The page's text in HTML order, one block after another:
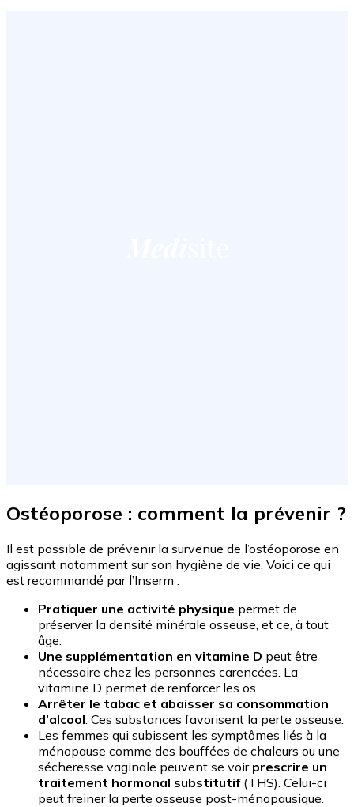
Ostéoporose : comment la prévenir ?
Il est possible de prévenir la survenue de l’ostéoporose en
agissant notamment sur son hygiène de vie. Voici ce qui
est recommandé par l’Inserm :
Pratiquer une activité physique permet de
préserver la densité minérale osseuse, et ce, à tout
âge.
Une supplémentation en vitamine D peut être
nécessaire chez les personnes carencées. La
vitamine D permet de renforcer les os.
Arrêter le tabac et abaisser sa consommation
d’alcool . Ces substances favorisent la perte osseuse.
Les femmes qui subissent les symptômes liés à la
ménopause comme des bouffées de chaleurs ou une
sécheresse vaginale peuvent se voir prescrire un
traitement hormonal substitutif(THS). Celui-ci
peut freiner la perte osseuse post-ménopausique.